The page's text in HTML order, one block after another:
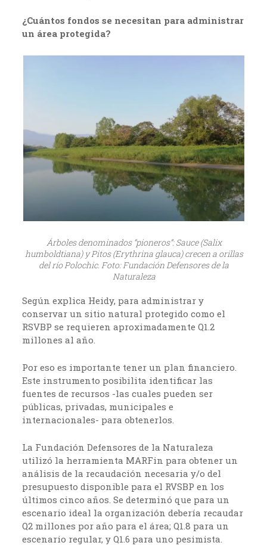
¿Cuántos fondos se necesitan para administrar
un área protegida?
Árboles denominados “pioneros”: Sauce (Salix
humboldtiana) y Pitos (Erythrina glauca) crecen a orillas
del río Polochic. Foto: Fundación Defensores de la
Naturaleza
Según explica Heidy, para administrar y
conservar un sitio natural protegido como el
RSVBP se requieren aproximadamente Q1.2
millones al año.
Por eso es importante tener un plan financiero.
Este instrumento posibilita identificar las
fuentes de recursos -las cuales pueden ser
públicas, privadas, municipales e
internacionales- para obtenerlos.
La Fundación Defensores de la Naturaleza
utilizó la herramienta MARFin para obtener un
análisis de la recaudación necesaria y/o del
presupuesto disponible para el RVSBP en los
últimos cinco años. Se determinó que para un
escenario ideal la organización debería recaudar
Q2 millones por año para el área; Q1.8 para un
escenario regular, y Q1.6 para uno pesimista.